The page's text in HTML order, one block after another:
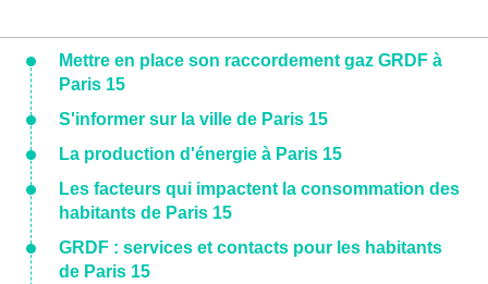
Mettre en place son raccordement gaz GRDF à
Paris 15
S'informer sur la ville de Paris 15
La production d'énergie à Paris 15
Les facteurs qui impactent la consommation des
habitants de Paris 15
GRDF : services et contacts pour les habitants
de Paris 15